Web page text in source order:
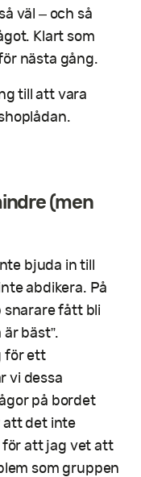
väl – och så
Klart som
nästa gång.
till att vara
(men
bjuda in till
abdikera. På
snarare fått bli
bäst”.
för ett
vi dessa
på bordet
att det inte
för att jag vet att
som gruppen